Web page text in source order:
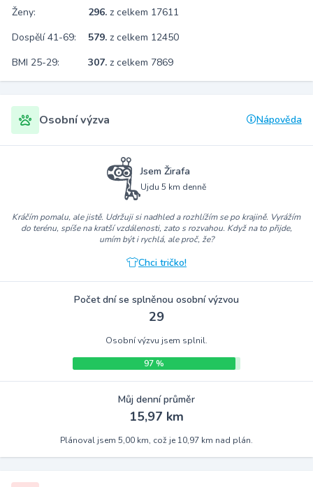
Ženy:
296. z celkem 17611
Dospělí 41-69:
579. z celkem 12450
BMI 25-29:
307. z celkem 7869
Osobní výzva Nápověda
Jsem Žirafa
Ujdu 5 km denně
Kráčím pomalu, ale jistě. Udržuji si nadhled a rozhlížím se po krajině. Vyrážím
do terénu, spíše na kratší vzdálenosti, zato s rozvahou. Když na to přijde,
umím být i rychlá, ale proč, že?
Chci tričko!
Počet dní se splněnou osobní výzvou
29
Osobní výzvu jsem splnil.
97 %
Můj denní průměr
15,97 km
Plánoval jsem 5,00 km, což je 10,97 km nad plán.